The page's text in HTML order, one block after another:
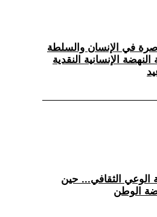
في الإنسان والسلطة
النهضة الإنسانية النقدية
الوعي الثقافي... حين
الوطن